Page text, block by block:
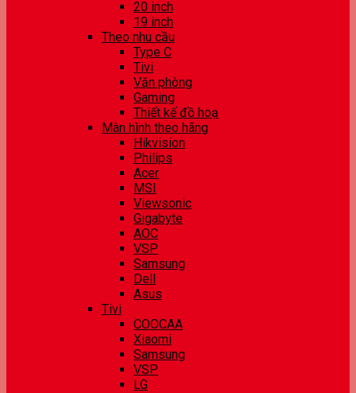
20 inch
19 inch
Theo nhu cầu
Type C
Tivi
Văn phòng
Gaming
Thiết kế đồ hoạ
Màn hình theo hãng
Hikvision
Philips
Acer
MSI
Viewsonic
Gigabyte
AOC
VSP
Samsung
Dell
Asus
Tivi
COOCAA
Xiaomi
Samsung
VSP
LG